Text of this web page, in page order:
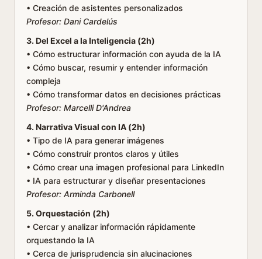
• Creación de asistentes personalizados
Profesor: Dani Cardelús
3. Del Excel a la Inteligencia (2h)
• Cómo estructurar información con ayuda de la IA
• Cómo buscar, resumir y entender información
compleja
• Cómo transformar datos en decisiones prácticas
Profesor: Marcelli D'Andrea
4. Narrativa Visual con IA (2h)
• Tipo de IA para generar imágenes
• Cómo construir prontos claros y útiles
• Cómo crear una imagen profesional para LinkedIn
• IA para estructurar y diseñar presentaciones
Profesor: Arminda Carbonell
5. Orquestación (2h)
• Cercar y analizar información rápidamente
orquestando la IA
• Cerca de jurisprudencia sin alucinaciones